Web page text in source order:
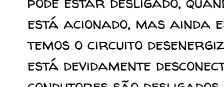
está acionado, mas ainda
temos o circuito
está devidamente